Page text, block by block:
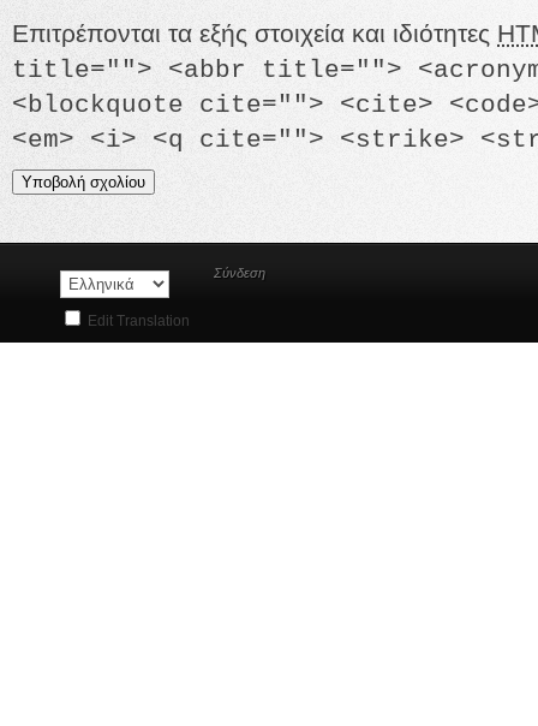
Επιτρέπονται τα εξής στοιχεία και ιδιότητες
title=""> <abbr title="">
<blockquote cite=""> <cite>
<em> <i> <q cite=""> <strike>
Edit Translation
Σύνδεση